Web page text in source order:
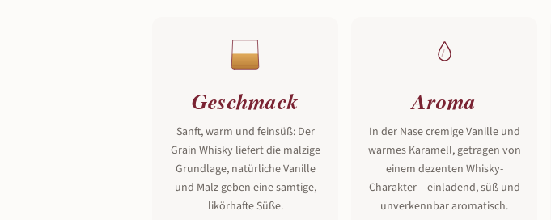
Geschmack
Sanft, warm und feinsüß: Der
Grain Whisky liefert die malzige
Grundlage, natürliche Vanille
und Malz geben eine samtige,
likörhafte Süße.
Aroma
In der Nase cremige Vanille und
warmes Karamell, getragen von
einem dezenten Whisky-
Charakter – einladend, süß und
unverkennbar aromatisch.